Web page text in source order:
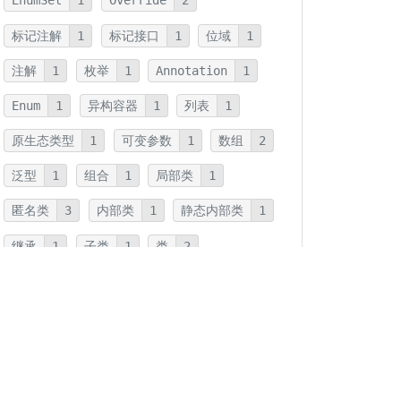
标记注解 1 标记接口 1 位域 1
注解 1 枚举 1 Annotation 1
Enum 1 异构容器 1 列表 1
原生态类型 1 可变参数 1 数组 2
泛型 1 组合 1 局部类 1
匿名类 3 内部类 1 静态内部类 1
继承 1 子类 1 类 2